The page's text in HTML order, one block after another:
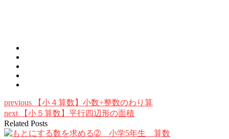
previous 【小４算数】小数÷整数のわり算
next 【小５算数】平行四辺形の面積
Related Posts